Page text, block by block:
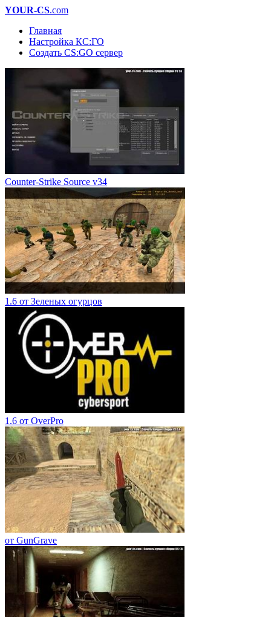
YOUR-CS.com
Главная
Настройка КС:ГО
Создать CS:GO сервер
Counter-Strike Source v34
1.6 от Зеленых огурцов
1.6 от OverPro
от GunGrave